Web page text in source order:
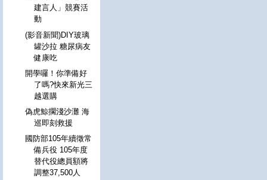
建言人」競賽活
動
(影音新聞)DIY玻璃
罐沙拉 糖尿病友
健康吃
開學囉！你準備好
了嗎?快來新光三
越選購
偽虎鯨擱淺沙灘 海
巡即刻救援
國防部105年續徵常
備兵役 105年度
替代役總員額將
調整37,500人